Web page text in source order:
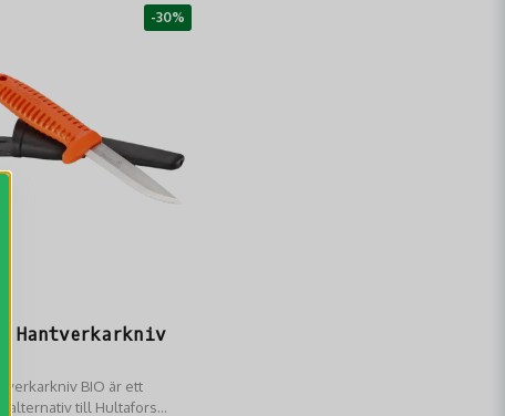
Hantverkarkniv
BIO är ett
alternativ till Hultafors
-30%